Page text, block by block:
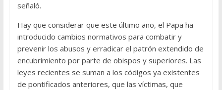
señaló.
Hay que considerar que este último año, el Papa ha
introducido cambios normativos para combatir y
prevenir los abusos y erradicar el patrón extendido de
encubrimiento por parte de obispos y superiores. Las
leyes recientes se suman a los códigos ya existentes
de pontificados anteriores, que las víctimas, que